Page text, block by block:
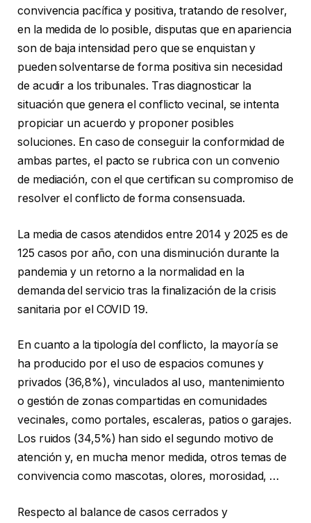
convivencia pacífica y positiva, tratando de resolver,
en la medida de lo posible, disputas que en apariencia
son de baja intensidad pero que se enquistan y
pueden solventarse de forma positiva sin necesidad
de acudir a los tribunales. Tras diagnosticar la
situación que genera el conflicto vecinal, se intenta
propiciar un acuerdo y proponer posibles
soluciones. En caso de conseguir la conformidad de
ambas partes, el pacto se rubrica con un convenio
de mediación, con el que certifican su compromiso de
resolver el conflicto de forma consensuada.
La media de casos atendidos entre 2014 y 2025 es de
125 casos por año, con una disminución durante la
pandemia y un retorno a la normalidad en la
demanda del servicio tras la finalización de la crisis
sanitaria por el COVID 19.
En cuanto a la tipología del conflicto, la mayoría se
ha producido por el uso de espacios comunes y
privados (36,8%), vinculados al uso, mantenimiento
o gestión de zonas compartidas en comunidades
vecinales, como portales, escaleras, patios o garajes.
Los ruidos (34,5%) han sido el segundo motivo de
atención y, en mucha menor medida, otros temas de
convivencia como mascotas, olores, morosidad, …
Respecto al balance de casos cerrados y